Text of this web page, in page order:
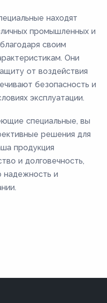
находят
промышленных и
своим
Они
от воздействия
безопасность и
эксплуатации.
специальные, вы
решения для
продукция
и долговечность,
надежность и